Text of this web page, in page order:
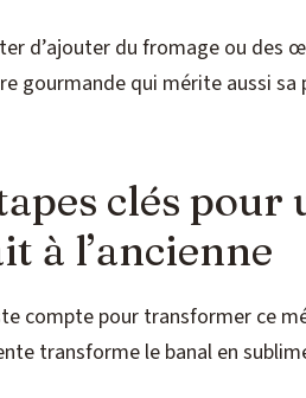
d’ajouter du fromage ou des
gourmande qui mérite aussi sa
clés
à l’ancienne
compte pour transformer ce
transforme le banal en